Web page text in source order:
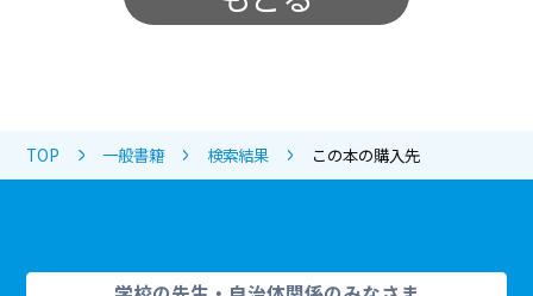
TOP 一般書籍 検索結果 この本の購入先